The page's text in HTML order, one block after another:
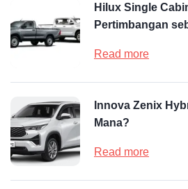
Hilux Single
Pertimbangan
Read more
Innova Zenix
Mana?
Read more